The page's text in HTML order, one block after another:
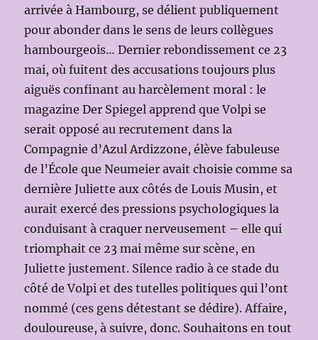
arrivée à Hambourg, se délient publiquement
pour abonder dans le sens de leurs collègues
hambourgeois… Dernier rebondissement ce 23
mai, où fuitent des accusations toujours plus
aiguës confinant au harcèlement moral : le
magazine Der Spiegel apprend que Volpi se
serait opposé au recrutement dans la
Compagnie d’Azul Ardizzone, élève fabuleuse
de l’École que Neumeier avait choisie comme sa
dernière Juliette aux côtés de Louis Musin, et
aurait exercé des pressions psychologiques la
conduisant à craquer nerveusement – elle qui
triomphait ce 23 mai même sur scène, en
Juliette justement. Silence radio à ce stade du
côté de Volpi et des tutelles politiques qui l’ont
nommé (ces gens détestant se dédire). Affaire,
douloureuse, à suivre, donc. Souhaitons en tout